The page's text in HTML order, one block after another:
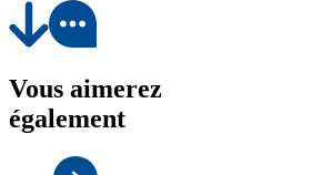
Vous aimerez
également